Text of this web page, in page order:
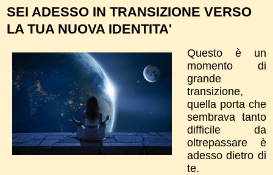
SEI ADESSO IN TRANSIZIONE VERSO
LA TUA NUOVA IDENTITA'
Questo è un
momento di
grande
transizione,
quella porta che
sembrava tanto
difficile da
oltrepassare è
adesso dietro di
te.